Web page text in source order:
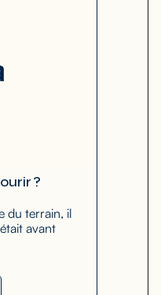
?
du terrain, il
avant